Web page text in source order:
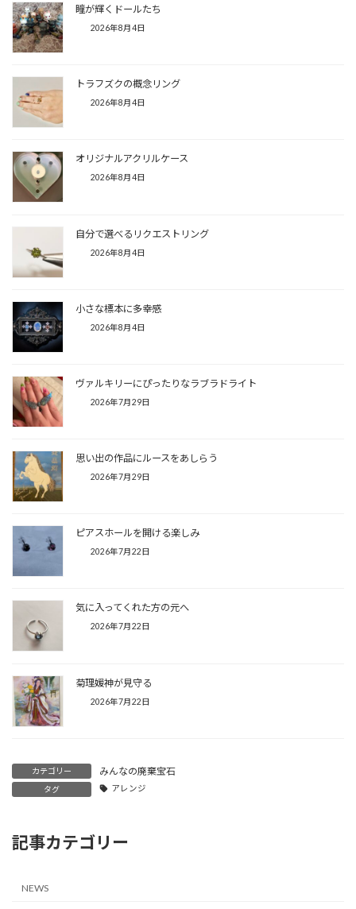
瞳が輝くドールたち
2026年8月4日
トラフズクの概念リング
2026年8月4日
オリジナルアクリルケース
2026年8月4日
自分で選べるリクエストリング
2026年8月4日
小さな標本に多幸感
2026年8月4日
ヴァルキリーにぴったりなラブラドライト
2026年7月29日
思い出の作品にルースをあしらう
2026年7月29日
ピアスホールを開ける楽しみ
2026年7月22日
気に入ってくれた方の元へ
2026年7月22日
菊理媛神が見守る
2026年7月22日
カテゴリー みんなの廃棄宝石
タグ アレンジ
記事カテゴリー
NEWS